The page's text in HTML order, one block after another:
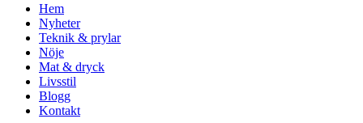
Hem
Nyheter
Teknik & prylar
Nöje
Mat & dryck
Livsstil
Blogg
Kontakt